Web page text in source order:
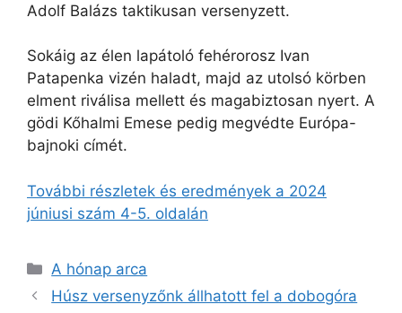
Adolf Balázs taktikusan versenyzett.
Sokáig az élen lapátoló fehérorosz Ivan
Patapenka vizén haladt, majd az utolsó körben
elment riválisa mellett és magabiztosan nyert. A
gödi Kőhalmi Emese pedig megvédte Európa-
bajnoki címét.
További részletek és eredmények a 2024
júniusi szám 4-5. oldalán
Kategória
A hónap arca
Húsz versenyzőnk állhatott fel a dobogóra